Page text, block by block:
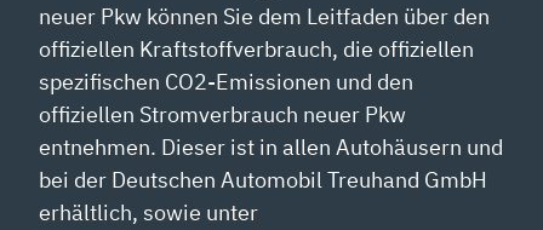
neuer Pkw können Sie dem Leitfaden über den
offiziellen Kraftstoffverbrauch, die offiziellen
spezifischen CO2-Emissionen und den
offiziellen Stromverbrauch neuer Pkw
entnehmen. Dieser ist in allen Autohäusern und
bei der Deutschen Automobil Treuhand GmbH
erhältlich, sowie unter